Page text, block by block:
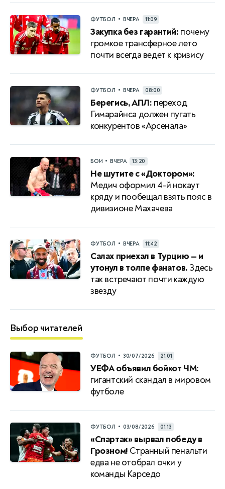
ФУТБОЛ • ВЧЕРА 11:09
Закупка без гарантий: почему
громкое трансферное лето
почти всегда ведет к кризису
ФУТБОЛ • ВЧЕРА 08:00
Берегись, АПЛ: переход
Гимарайнса должен пугать
конкурентов «Арсенала»
БОИ • ВЧЕРА 13:20
Не шутите с «Доктором»:
Медич оформил 4-й нокаут
кряду и пообещал взять пояс в
дивизионе Махачева
ФУТБОЛ • ВЧЕРА 11:42
Салах приехал в Турцию — и
утонул в толпе фанатов.Здесь
так встречают почти каждую
звезду
Выбор читателей
ФУТБОЛ • 30/07/2026 21:01
УЕФА объявил бойкот ЧМ:
гигантский скандал в мировом
футболе
ФУТБОЛ • 03/08/2026 01:13
«Спартак» вырвал победу в
Грозном! Странный пенальти
едва не отобрал очки у
команды Карседо